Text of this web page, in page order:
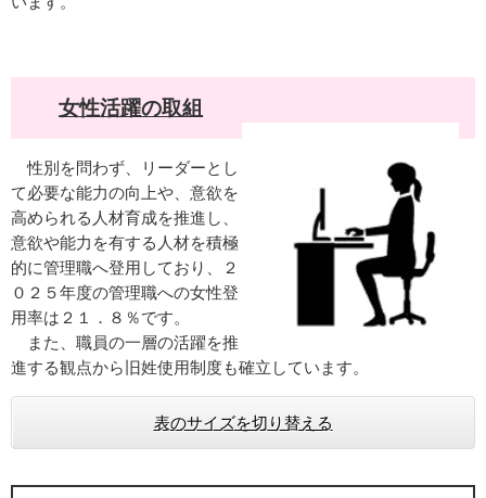
女性活躍の取組
性別を問わず、リーダーとし
て必要な能力の向上や、意欲を
高められる人材育成を推進し、
意欲や能力を有する人材を積極
的に管理職へ登用しており、２
０２５年度の管理職への女性登
用率は２１．８％です。
また、職員の一層の活躍を推
進する観点から旧姓使用制度も確立しています。
表のサイズを切り替える